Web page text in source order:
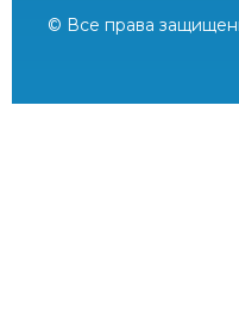
© Все права